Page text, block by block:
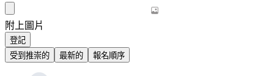
附上圖片
登記
受到推崇的
最新的 報名順序